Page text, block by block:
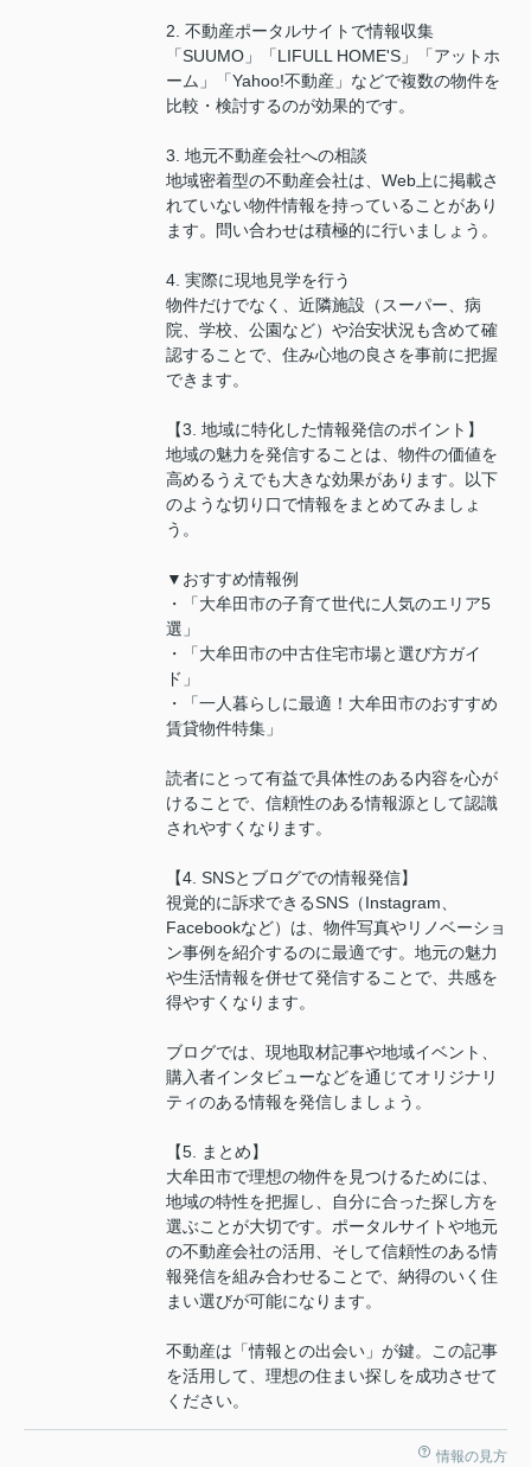
2. 不動産ポータルサイトで情報収集
「SUUMO」「LIFULL HOME'S」「アットホ
ーム」「Yahoo!不動産」などで複数の物件を
比較・検討するのが効果的です。
3. 地元不動産会社への相談
地域密着型の不動産会社は、Web上に掲載さ
れていない物件情報を持っていることがあり
ます。問い合わせは積極的に行いましょう。
4. 実際に現地見学を行う
物件だけでなく、近隣施設（スーパー、病
院、学校、公園など）や治安状況も含めて確
認することで、住み心地の良さを事前に把握
できます。
【3. 地域に特化した情報発信のポイント】
地域の魅力を発信することは、物件の価値を
高めるうえでも大きな効果があります。以下
のような切り口で情報をまとめてみましょ
う。
▼おすすめ情報例
・「大牟田市の子育て世代に人気のエリア5
選」
・「大牟田市の中古住宅市場と選び方ガイ
ド」
・「一人暮らしに最適！大牟田市のおすすめ
賃貸物件特集」
読者にとって有益で具体性のある内容を心が
けることで、信頼性のある情報源として認識
されやすくなります。
【4. SNSとブログでの情報発信】
視覚的に訴求できるSNS（Instagram、
Facebookなど）は、物件写真やリノベーショ
ン事例を紹介するのに最適です。地元の魅力
や生活情報を併せて発信することで、共感を
得やすくなります。
ブログでは、現地取材記事や地域イベント、
購入者インタビューなどを通じてオリジナリ
ティのある情報を発信しましょう。
【5. まとめ】
大牟田市で理想の物件を見つけるためには、
地域の特性を把握し、自分に合った探し方を
選ぶことが大切です。ポータルサイトや地元
の不動産会社の活用、そして信頼性のある情
報発信を組み合わせることで、納得のいく住
まい選びが可能になります。
不動産は「情報との出会い」が鍵。この記事
を活用して、理想の住まい探しを成功させて
ください。
情報の見方